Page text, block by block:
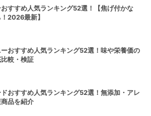
すすめ人気ランキング52選！【焦げ付かな
2026最新】
おすすめ人気ランキング52選！味や栄養価の
較・検証
ドおすすめ人気ランキング52選！無添加・アレ
品を紹介